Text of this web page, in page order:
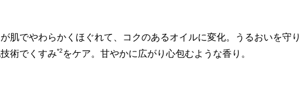
肌でやわらかくほぐれて、コクのあるオイルに変化。うるおいを守
術でくすみ*2 をケア。甘やかに広がり心包むような香り。